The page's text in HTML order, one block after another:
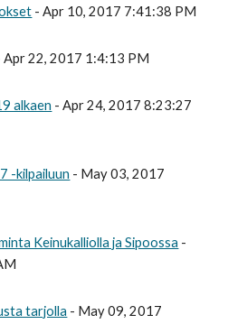
- Apr 10, 2017 7:41:38 PM
Apr 22, 2017 1:4:13 PM
alkaen - Apr 24, 2017 8:23:27
-kilpailuun - May 03, 2017
Keinukalliolla ja Sipoossa -
tarjolla - May 09, 2017